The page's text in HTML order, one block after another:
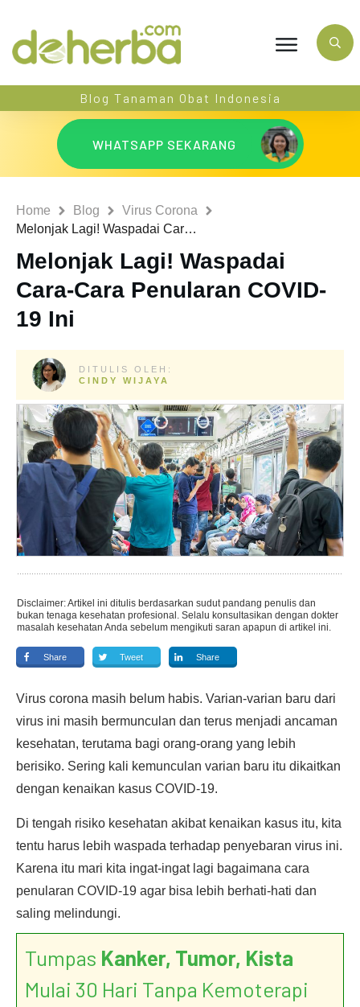
Blog Tanaman Obat Indonesia
WHATSAPP SEKARANG
Home Blog
Virus Corona
Melonjak Lagi! Waspadai Cara-Cara Penularan COVID-19 Ini
Melonjak Lagi! Waspadai
Cara-Cara Penularan COVID-
19 Ini
DITULIS OLEH:
CINDY WIJAYA
Disclaimer: Artikel ini ditulis berdasarkan sudut pandang penulis dan
bukan tenaga kesehatan profesional. Selalu konsultasikan dengan dokter
masalah kesehatan Anda sebelum mengikuti saran apapun di artikel ini.
Share Tweet Share
Virus corona masih belum habis. Varian-varian baru dari
virus ini masih bermunculan dan terus menjadi ancaman
kesehatan, terutama bagi orang-orang yang lebih
berisiko. Sering kali kemunculan varian baru itu dikaitkan
dengan kenaikan kasus COVID-19.
Di tengah risiko kesehatan akibat kenaikan kasus itu, kita
tentu harus lebih waspada terhadap penyebaran virus ini.
Karena itu mari kita ingat-ingat lagi bagaimana cara
penularan COVID-19 agar bisa lebih berhati-hati dan
saling melindungi.
Tumpas Kanker, Tumor, Kista
Mulai 30 Hari Tanpa Kemoterapi